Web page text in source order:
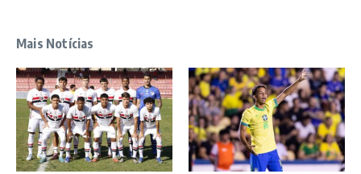
Mais Notícias